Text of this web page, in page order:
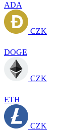
ADA
CZK
DOGE
CZK
ETH
CZK